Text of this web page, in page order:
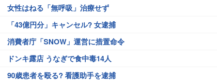
女性はねる「無呼吸」治療せず
「43億円分」キャンセル? 女逮捕
消費者庁「SNOW」運営に措置命令
ドンキ露店 うなぎで食中毒14人
90歳患者を殴る? 看護助手を逮捕